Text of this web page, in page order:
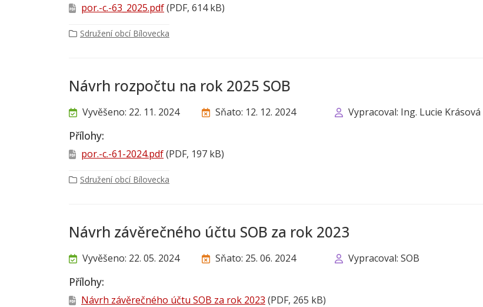
por.-c.-63_2025.pdf(PDF, 614 kB)
Sdružení obcí Bílovecka
Návrh rozpočtu na rok 2025 SOB
Vyvěšeno: 22. 11. 2024 Sňato: 12. 12. 2024 Vypracoval: Ing. Lucie Krásová
Přílohy:
por.-c.-61-2024.pdf(PDF, 197 kB)
Sdružení obcí Bílovecka
Návrh závěrečného účtu SOB za rok 2023
Vyvěšeno: 22. 05. 2024 Sňato: 25. 06. 2024 Vypracoval: SOB
Přílohy:
Návrh závěrečného účtu SOB za rok 2023 (PDF, 265 kB)